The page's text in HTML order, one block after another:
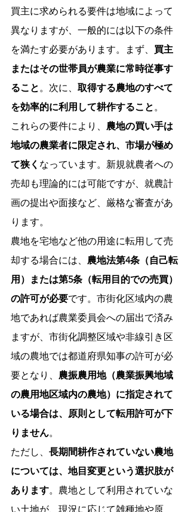
買主に求められる要件は地域によって
異なりますが、一般的には以下の条件
を満たす必要があります。まず、 買主
またはその世帯員が農業に常時従事す
ること。次に、 取得する農地のすべて
を効率的に利用して耕作すること。
これらの要件により、 農地の買い手は
地域の農業者に限定され、市場が極め
て狭く なっています。新規就農者への
売却も理論的には可能ですが、就農計
画の提出や面接など、厳格な審査があ
ります。
農地を宅地など他の用途に転用して売
却する場合には、 農地法第4条（自己転
用）または第5条（転用目的での売買）
の許可が必要です。市街化区域内の農
地であれば農業委員会への届出で済み
ますが、市街化調整区域や非線引き区
域の農地では都道府県知事の許可が必
要となり、 農振農用地（農業振興地域
の農用地区域内の農地）に指定されて
いる場合は、原則として転用許可が下
りません。
ただし、 長期間耕作されていない農地
については、地目変更という選択肢が
あります。農地として利用されていな
い土地が、現況に応じて雑種地や原